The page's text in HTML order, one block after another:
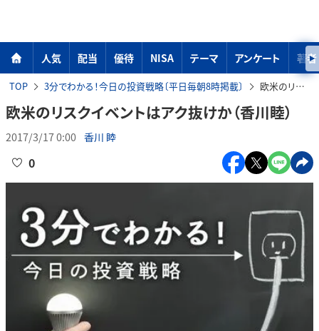
人気 配当 優待 NISA テーマ アンケート 著者
TOP 3分でわかる！今日の投資戦略〔平日毎朝8時掲載〕 欧米のリスクイベントはアク抜けか（香川睦）
欧米のリスクイベントはアク抜けか（香川睦）
2017/3/17 0:00 香川 睦
0